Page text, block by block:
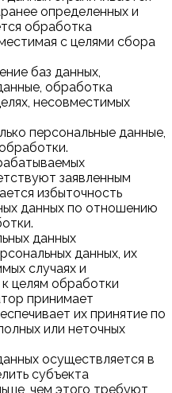
определенных и
обработка
с целями сбора
баз данных,
обработка
несовместимых
персональные данные,
заявленным
избыточность
данных по отношению
данных
данных, их
случаях и
целям обработки
принимает
их принятие по
или неточных
осуществляется в
субъекта
чем этого требуют